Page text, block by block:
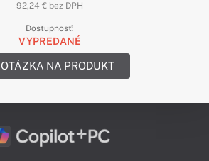
92,24 € bez DPH
Dostupnosť:
VYPREDANÉ
OTÁZKA NA PRODUKT